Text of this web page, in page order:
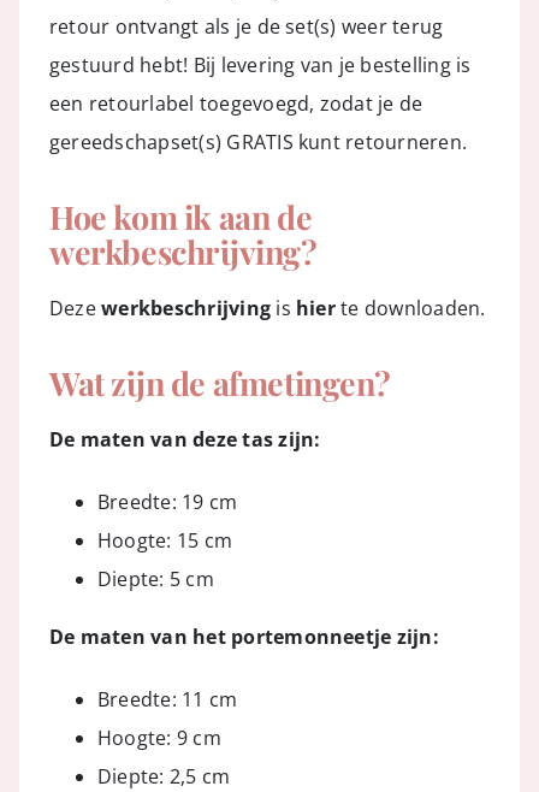
retour ontvangt als je de set(s) weer terug
gestuurd hebt! Bij levering van je bestelling is
een retourlabel toegevoegd, zodat je de
gereedschapset(s) GRATIS kunt retourneren.
Hoe kom ik aan de
werkbeschrijving?
Dezewerkbeschrijving is hierte downloaden.
Wat zijn de afmetingen?
De maten van deze tas zijn:
Breedte: 19 cm
Hoogte: 15 cm
Diepte: 5 cm
De maten van het portemonneetje zijn:
Breedte: 11 cm
Hoogte: 9 cm
Diepte: 2,5 cm